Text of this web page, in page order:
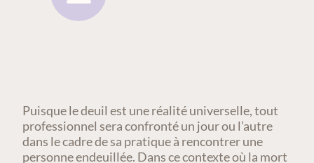
Puisque le deuil est une réalité universelle, tout
professionnel sera confronté un jour ou l’autre
dans le cadre de sa pratique à rencontrer une
personne endeuillée. Dans ce contexte où la mort